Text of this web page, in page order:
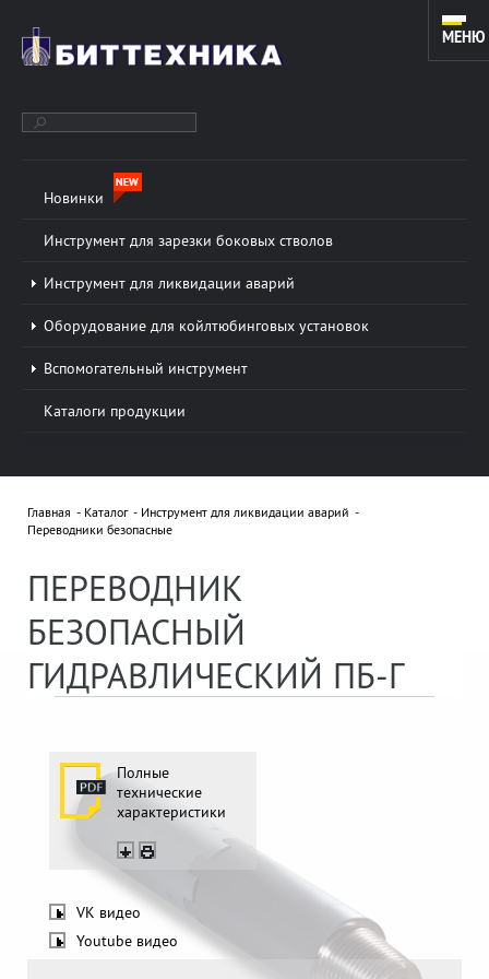
ОБОРУДОВАНИЕ ДЛЯ ЗАРЕЗКИ ДОПОЛНИТЕЛЬНЫХ СТВОЛОВ
КОЙЛТЮБИНГОВЫХ УСТАНОВОК.
динамично развивается по настоящее время. В
НОВОСТИ
18 сентября 2025
ДВУХДНЕВНЫЙ СЕМИНАР В ПО
"БЕЛОРУСНЕФТЬ"
Отправляя нам сообщение, вы подтверждаете
согласие на обработку персональных данных.
МЕНЮ
Новинки
Инструмент для зарезки боковых стволов
Инструмент для ликвидации аварий
Оборудование для койлтюбинговых установок
Вспомогательный инструмент
Каталоги продукции
Главная Каталог
Инструмент для ликвидации аварий
Переводники безопасные
ПЕРЕВОДНИК
БЕЗОПАСНЫЙ
ГИДРАВЛИЧЕСКИЙ ПБ-Г
Полные
технические
характеристики
VK видео
Youtube видео